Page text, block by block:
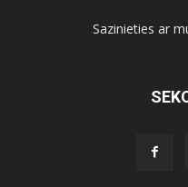
Sazinieties ar